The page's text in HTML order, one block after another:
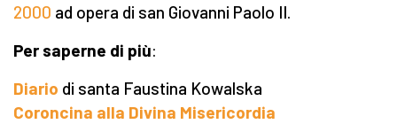
2000 ad opera di san Giovanni Paolo II.
Per saperne di più:
Diario di santa Faustina Kowalska
Coroncina alla Divina Misericordia